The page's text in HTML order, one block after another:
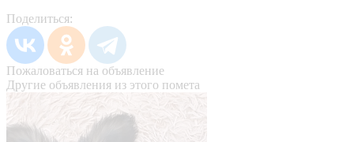
Поделиться:
Пожаловаться на объявление
Другие объявления из этого помета